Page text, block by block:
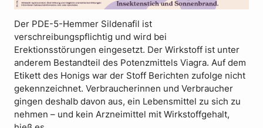
Der PDE-5-Hemmer Sildenafil ist
verschreibungspflichtig und wird bei
Erektionsstörungen eingesetzt. Der Wirkstoff ist unter
anderem Bestandteil des Potenzmittels Viagra. Auf dem
Etikett des Honigs war der Stoff Berichten zufolge nicht
gekennzeichnet. Verbraucherinnen und Verbraucher
gingen deshalb davon aus, ein Lebensmittel zu sich zu
nehmen – und kein Arzneimittel mit Wirkstoffgehalt,